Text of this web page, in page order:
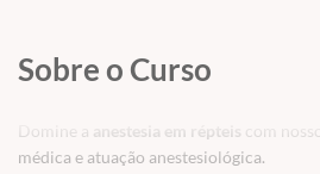
Sobre o Curso
Domine a anestesia em répteis com
médica e atuação anestesiológica.